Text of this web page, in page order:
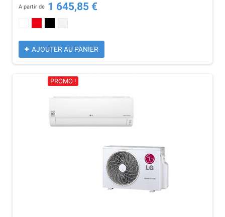
A partir de 1 645,85 €
AJOUTER AU PANIER
PROMO !